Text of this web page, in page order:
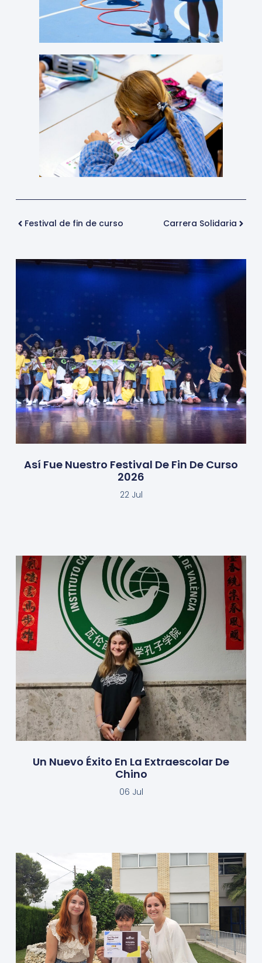
Festival de fin de curso Carrera Solidaria
Así Fue Nuestro Festival De Fin De Curso
2026
22 Jul
Un Nuevo Éxito En La Extraescolar De
Chino
06 Jul